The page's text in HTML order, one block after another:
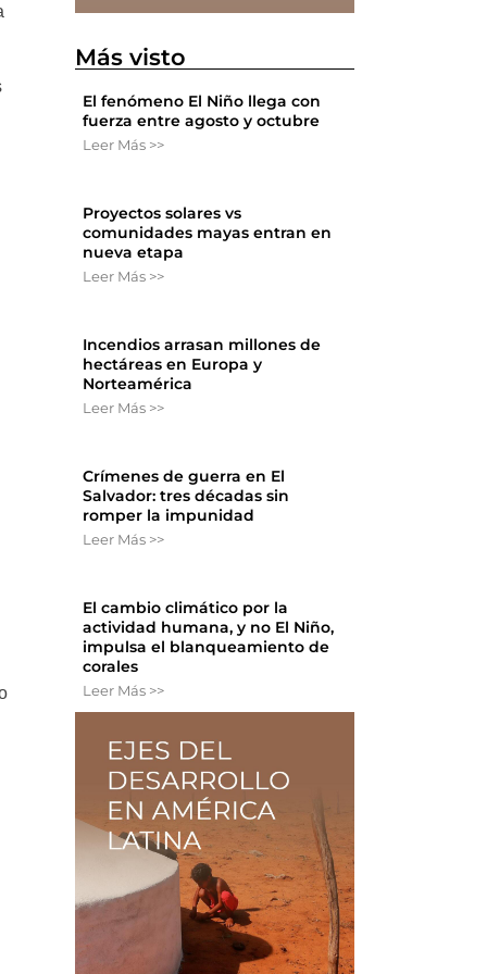
Más visto
El fenómeno El Niño llega con
fuerza entre agosto y octubre
Leer Más >>
Proyectos solares vs
comunidades mayas entran en
nueva etapa
Leer Más >>
Incendios arrasan millones de
hectáreas en Europa y
Norteamérica
Leer Más >>
Crímenes de guerra en El
Salvador: tres décadas sin
romper la impunidad
Leer Más >>
El cambio climático por la
actividad humana, y no El Niño,
impulsa el blanqueamiento de
corales
Leer Más >>